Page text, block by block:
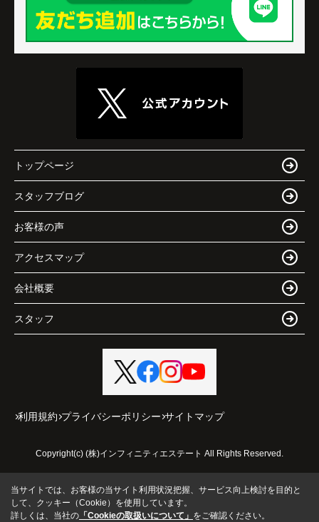
トップページ
スタッフブログ
お客様の声
アクセスマップ
会社概要
スタッフ
利用規約 プライバシーポリシー サイトマップ
Copyright(c) (株)インフィニティエステート All Rights Reserved.
当サイトでは、お客様の当サイト利用状況把握、サービス向上検討を目的と
して、クッキー（Cookie）を使用しています。
詳しくは、当社の 「Cookieの取扱いについて」 をご確認ください。